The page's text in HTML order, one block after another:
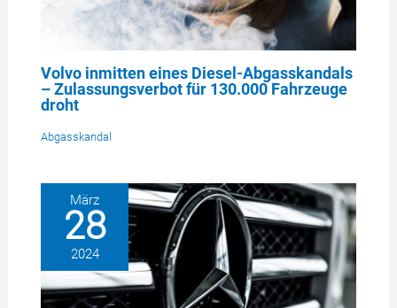
Volvo inmitten eines Diesel-Abgasskandals
– Zulassungsverbot für 130.000 Fahrzeuge
droht
Abgasskandal
März
28
2024